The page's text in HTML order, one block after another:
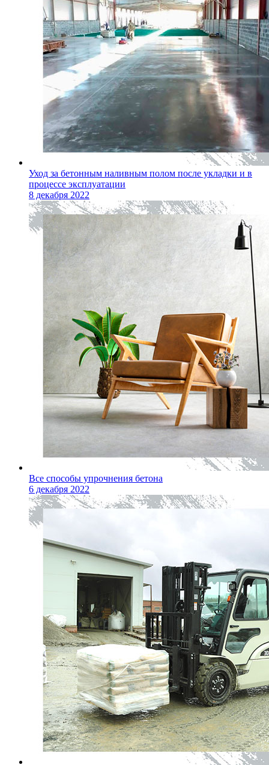
Уход за бетонным наливным полом после укладки и в
процессе эксплуатации
8 декабря 2022
Все способы упрочнения бетона
6 декабря 2022